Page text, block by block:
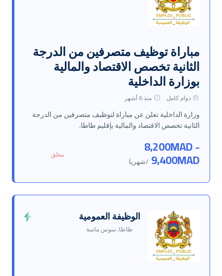
مباراة توظيف متصرفين من الدرجة
الثانية تخصص الاقتصاد والمالية
بوزارة الداخلية
دوام كامل منذ 6 أشهر
وزارة الداخلية تعلن عن مباراة لتوظيف متصرفين من الدرجة
الثانية تخصص الاقتصاد والمالية بإقليم طاطا.
8,200MAD -
9,400MAD /شهريا
مغلق
الوظيفة العمومية
طاطا, سوس ماسة